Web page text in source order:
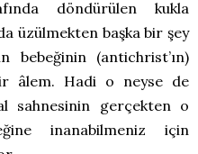
döndürülen kukla
üzülmekten başka bir şey
bebeğinin (antichrist’ın)
âlem. Hadi o neyse de
sahnesinin gerçekten o
inanabilmeniz için